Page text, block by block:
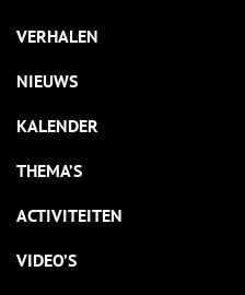
VERHALEN
NIEUWS
KALENDER
THEMA’S
ACTIVITEITEN
VIDEO’S